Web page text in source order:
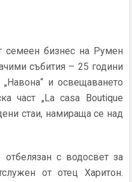
семеен бизнес на Румен
събития – 25 години
и освещаването
част „La casa Boutique
стаи, намираща се над
с водосвет за
от отец Харитон.